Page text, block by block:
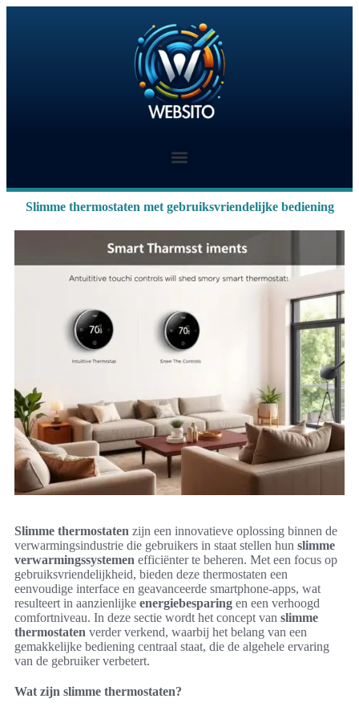
Slimme thermostaten met gebruiksvriendelijke bediening
Slimme thermostaten zijn een innovatieve oplossing binnen de
verwarmingsindustrie die gebruikers in staat stellen hun slimme
verwarmingssystemen efficiënter te beheren. Met een focus op
gebruiksvriendelijkheid, bieden deze thermostaten een
eenvoudige interface en geavanceerde smartphone-apps, wat
resulteert in aanzienlijke energiebesparing en een verhoogd
comfortniveau. In deze sectie wordt het concept van slimme
thermostaten verder verkend, waarbij het belang van een
gemakkelijke bediening centraal staat, die de algehele ervaring
van de gebruiker verbetert.
Wat zijn slimme thermostaten?